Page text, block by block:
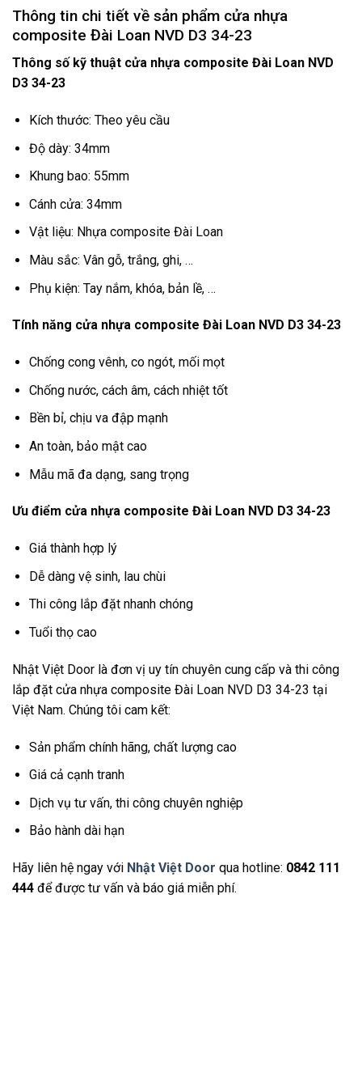
Thông tin chi tiết về sản phẩm cửa nhựa
composite Đài Loan NVD D3 34-23
Thông số kỹ thuật cửa nhựa composite Đài Loan NVD
D3 34-23
Kích thước: Theo yêu cầu
Độ dày: 34mm
Khung bao: 55mm
Cánh cửa: 34mm
Vật liệu: Nhựa composite Đài Loan
Màu sắc: Vân gỗ, trắng, ghi, …
Phụ kiện: Tay nắm, khóa, bản lề, …
Tính năng cửa nhựa composite Đài Loan NVD D3 34-23
Chống cong vênh, co ngót, mối mọt
Chống nước, cách âm, cách nhiệt tốt
Bền bỉ, chịu va đập mạnh
An toàn, bảo mật cao
Mẫu mã đa dạng, sang trọng
Ưu điểm cửa nhựa composite Đài Loan NVD D3 34-23
Giá thành hợp lý
Dễ dàng vệ sinh, lau chùi
Thi công lắp đặt nhanh chóng
Tuổi thọ cao
Nhật Việt Door là đơn vị uy tín chuyên cung cấp và thi công
lắp đặt cửa nhựa composite Đài Loan NVD D3 34-23 tại
Việt Nam. Chúng tôi cam kết:
Sản phẩm chính hãng, chất lượng cao
Giá cả cạnh tranh
Dịch vụ tư vấn, thi công chuyên nghiệp
Bảo hành dài hạn
Hãy liên hệ ngay với Nhật Việt Door qua hotline: 0842 111
444 để được tư vấn và báo giá miễn phí.